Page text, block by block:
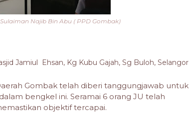
Najib Bin Abu ( PPD Gombak)
Jamiul Ehsan, Kg Kubu Gajah, Sg Buloh, Selangor
Gombak telah diberi tanggungjawab untuk
bengkel ini. Seramai 6 orang JU telah
objektif tercapai.